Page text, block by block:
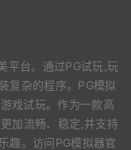
平台。通过PG试玩,玩
复杂的程序。PG模拟
戏试玩。作为一款高
加流畅、稳定,并支持
趣。访问PG模拟器官